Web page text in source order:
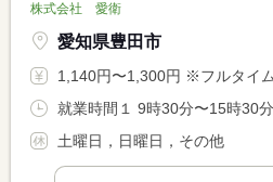
株式会社 愛衛
愛知県豊田市
1,140円〜1,300円 ※フルタイム求人の場合は月額（換算額）
土曜日，日曜日，その他